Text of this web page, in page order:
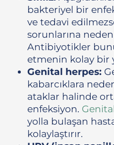
bakteriyel bir
ve tedavi
sorunlarına
Antibiyotikler
etmenin kolay bir
Genital herpes:
kabarcıklara
ataklar halinde
enfeksiyon.
yolla bulaşan
kolaylaştırır.